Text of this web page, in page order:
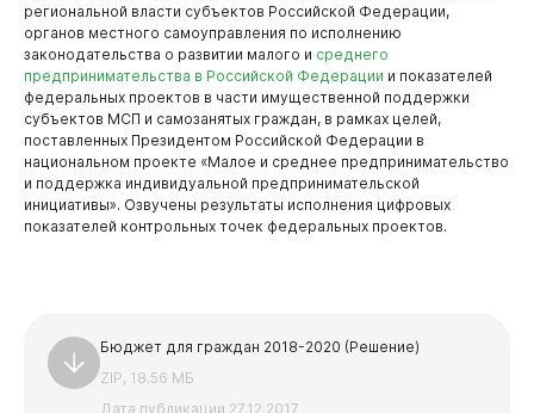
Администрация
региональной власти субъектов Российской Федерации,
органов местного самоуправления по исполнению
законодательства о развитии малого и среднего
предпринимательства в Российской Федерации и показателей
федеральных проектов в части имущественной поддержки
субъектов МСП и самозанятых граждан, в рамках целей,
поставленных Президентом Российской Федерации в
национальном проекте «Малое и среднее предпринимательство
и поддержка индивидуальной предпринимательской
инициативы». Озвучены результаты исполнения цифровых
показателей контрольных точек федеральных проектов.
Бюджет для граждан 2018-2020 (Решение)
ZIP, 18.56 МБ
Дата публикации 27.12.2017